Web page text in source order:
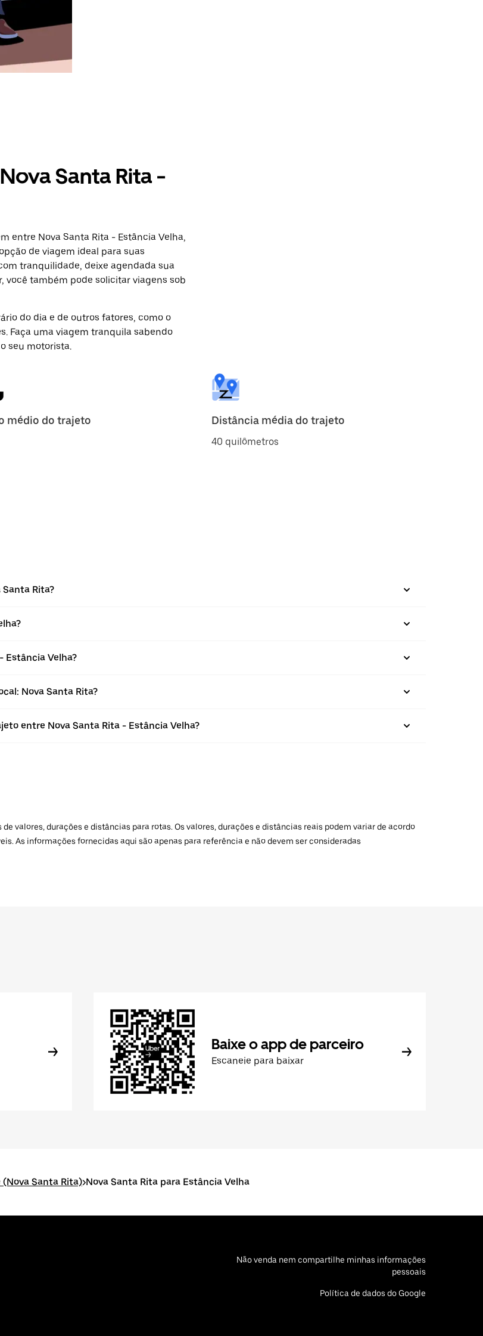
Santa Rita -
entre Nova Santa Rita - Estância Velha,
de viagem ideal para suas
tranquilidade, deixe agendada sua
você também pode solicitar viagens sob
do dia e de outros fatores, como o
Faça uma viagem tranquila sabendo
seu motorista.
médio do trajeto Distância média do trajeto
40 quilômetros
Rita?
Estância Velha?
Nova Santa Rita?
entre Nova Santa Rita - Estância Velha?
valores, durações e distâncias para rotas. Os valores, durações e distâncias reais podem variar de acordo
As informações fornecidas aqui são apenas para referência e não devem ser consideradas
Baixe o app de parceiro
Escaneie para baixar
Santa Rita)>Nova Santa Rita para Estância Velha
Não venda nem compartilhe minhas informações
pessoais
Política de dados do Google